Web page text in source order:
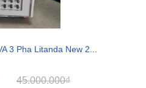
3 Pha Litanda New 2...
45.000.000₫